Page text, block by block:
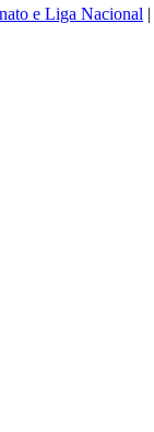
e Liga Nacional |